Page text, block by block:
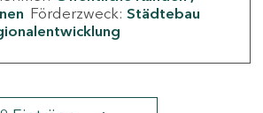
Förderzweck: Städtebau